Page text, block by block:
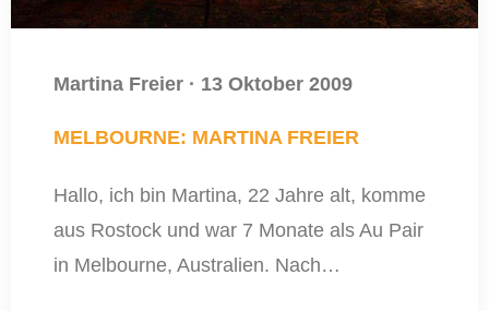
Martina Freier · 13 Oktober 2009
MELBOURNE: MARTINA FREIER
Hallo, ich bin Martina, 22 Jahre alt, komme
aus Rostock und war 7 Monate als Au Pair
in Melbourne, Australien. Nach…